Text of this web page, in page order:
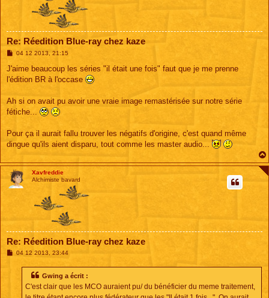
Re: Réedition Blue-ray chez kaze
M
s
a
04 12 2013, 21:15
J'aime beaucoup les séries "il était une fois" faut que je me prenne
l'édition BR à l'occase
Ah si on avait pu avoir une vraie image remastérisée sur notre série
fétiche...
Pour ça il aurait fallu trouver les négatifs d'origine, c'est quand même
dingue qu'ils aient disparu, tout comme les master audio...
Xavfreddie
Alchimiste bavard
Re: Réedition Blue-ray chez kaze
M04 12 2013, 23:44
Gwing a écrit :
C'est clair que les MCO auraient pu/ du bénéficier du meme traitement,